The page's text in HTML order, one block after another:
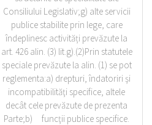
Consiliului Legislativ;g) alte servicii
publice stabilite prin lege, care
îndeplinesc activități prevăzute la
art. 426 alin. (3) lit.g).(2)Prin statutele
speciale prevăzute la alin. (1) se pot
reglementa:a) drepturi, îndatoriri şi
incompatibilităţi specifice, altele
decât cele prevăzute de prezenta
Parte;b) funcţii publice specifice.